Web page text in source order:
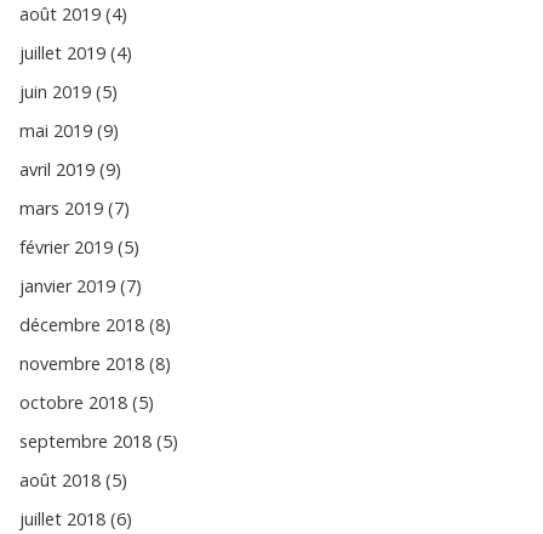
août 2019 (4)
juillet 2019 (4)
juin 2019 (5)
mai 2019 (9)
avril 2019 (9)
mars 2019 (7)
février 2019 (5)
janvier 2019 (7)
décembre 2018 (8)
novembre 2018 (8)
octobre 2018 (5)
septembre 2018 (5)
août 2018 (5)
juillet 2018 (6)